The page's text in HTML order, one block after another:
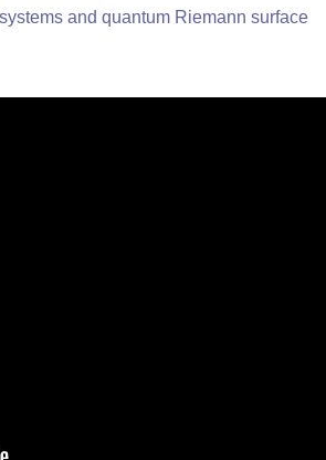
and quantum Riemann surface